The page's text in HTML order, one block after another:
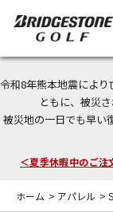
令和8年熊本地震によ
ともに、被災
被災地の一日でも早い
今なら新規会員登
＜商品配送に関する
＜夏季休暇中のご注
ホーム > アパレル >